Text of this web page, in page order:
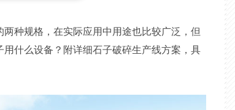
种规格，在实际应用中用途也比较广泛，但
什么设备？附详细石子破碎生产线方案，具